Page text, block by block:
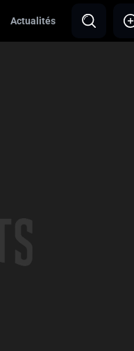
Actualités